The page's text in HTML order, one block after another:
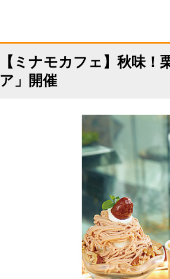
【ミナモカフェ】秋味
ア」開催